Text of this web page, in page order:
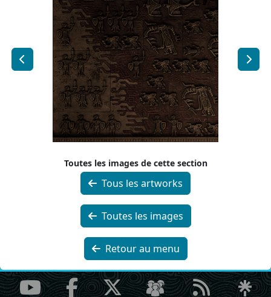
Toutes les images de cette section
Tous les artworks
Toutes les images
Retour au menu